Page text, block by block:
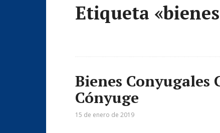
Etiqueta
Bienes Conyugales
Cónyuge
15 de enero de 2019